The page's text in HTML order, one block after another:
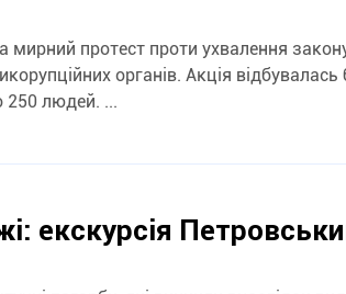
мирний протест проти ухвалення
Акція відбувалась біля
флагштоку, зібралось близько 250 людей. ...
екскурсія